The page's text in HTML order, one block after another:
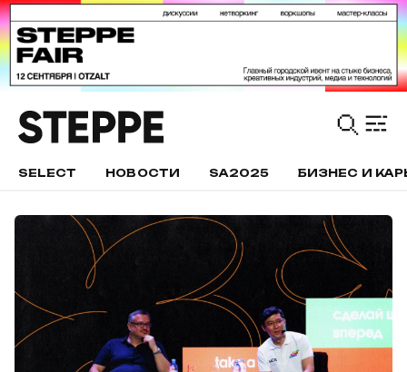
SELECT НОВОСТИ SA2025 БИЗНЕС И